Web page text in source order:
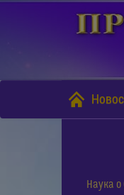
Наука о